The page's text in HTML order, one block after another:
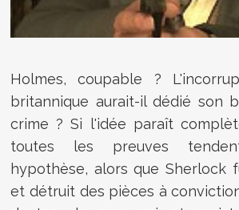
Holmes, coupable ?
britannique aurait-il dédié son
crime ? Si l'idée paraît
toutes les preuves
hypothèse, alors que Sherlock
et détruit des pièces à